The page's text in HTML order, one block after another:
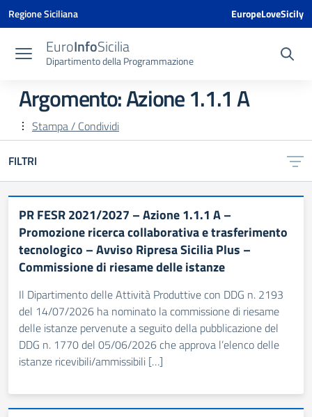
Vai ai contenuti
Vai al menu di navigazione
Vai al footer
Vai al banner delle Cookie Policy
Regione Siciliana EuropeLoveSicily
EuroInfoSicilia
Dipartimento della Programmazione
Argomento: Azione 1.1.1 A
Stampa / Condividi
FILTRI
PR FESR 2021/2027 – Azione 1.1.1 A –
Promozione ricerca collaborativa e trasferimento
tecnologico – Avviso Ripresa Sicilia Plus –
Commissione di riesame delle istanze
Il Dipartimento delle Attività Produttive con DDG n. 2193
del 14/07/2026 ha nominato la commissione di riesame
delle istanze pervenute a seguito della pubblicazione del
DDG n. 1770 del 05/06/2026 che approva l’elenco delle
istanze ricevibili/ammissibili […]